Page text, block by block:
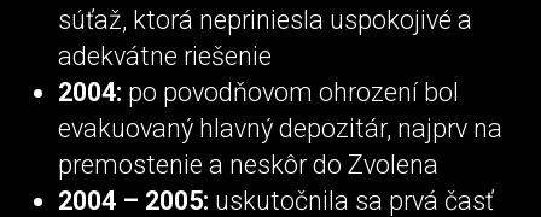
súťaž, ktorá nepriniesla uspokojivé a
adekvátne riešenie
2004: po povodňovom ohrození bol
evakuovaný hlavný depozitár, najprv na
premostenie a neskôr do Zvolena
2004 – 2005: uskutočnila sa prvá časť